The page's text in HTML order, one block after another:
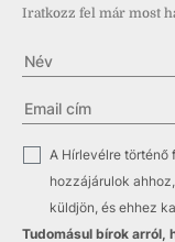
Iratkozz fel már most
✓
A Hírlevélre
hozzájárulok
küldjön, és ehhez
Tudomásul bírok arról,